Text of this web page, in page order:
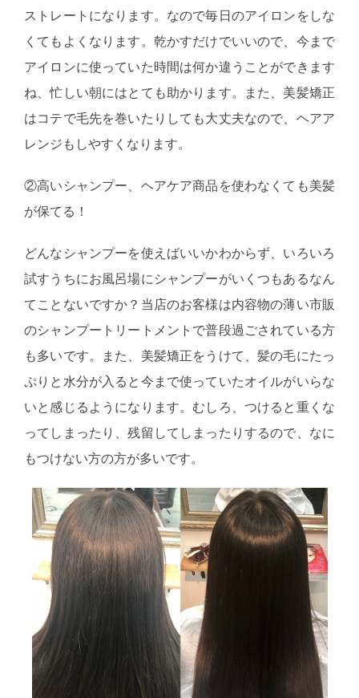
ストレートになります。なので毎日のアイロンをしな
くてもよくなります。乾かすだけでいいので、今まで
アイロンに使っていた時間は何か違うことができます
ね、忙しい朝にはとても助かります。また、美髪矯正
はコテで毛先を巻いたりしても大丈夫なので、ヘアア
レンジもしやすくなります。
②高いシャンプー、ヘアケア商品を使わなくても美髪
が保てる！
どんなシャンプーを使えばいいかわからず、いろいろ
試すうちにお風呂場にシャンプーがいくつもあるなん
てことないですか？当店のお客様は内容物の薄い市販
のシャンプートリートメントで普段過ごされている方
も多いです。また、美髪矯正をうけて、髪の毛にたっ
ぷりと水分が入ると今まで使っていたオイルがいらな
いと感じるようになります。むしろ、つけると重くな
ってしまったり、残留してしまったりするので、なに
もつけない方の方が多いです。